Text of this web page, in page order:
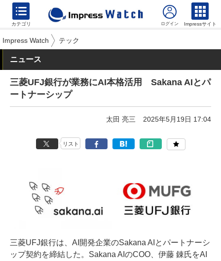
カテゴリ Impressサイト
Impress Watch テック
ニュース
三菱UFJ銀行が業務にAI本格活用 Sakana AIとパ
ートナーシップ
太田 亮三 2025年5月19日 17:04
リスト
三菱UFJ銀行は、AI開発企業のSakana AIとパートナーシ
ップ契約を締結した。Sakana AIのCOO、伊藤 錬氏をAI